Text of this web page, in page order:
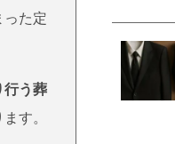
った定
行う葬
す。